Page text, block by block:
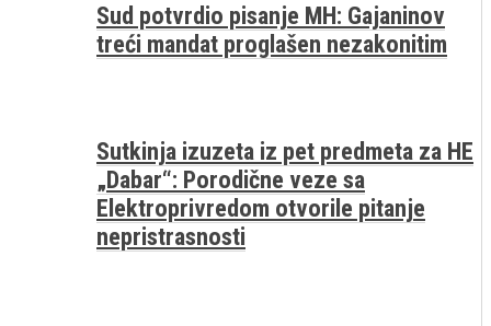
Sud potvrdio pisanje MH: Gajaninov
treći mandat proglašen nezakonitim
Sutkinja izuzeta iz pet predmeta za HE
„Dabar“: Porodične veze sa
Elektroprivredom otvorile pitanje
nepristrasnosti